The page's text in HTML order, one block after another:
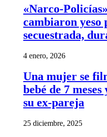
«Narco-
cambiaron yeso
secuestrada,
4 enero, 2026
Una mujer se
bebé de 7
su ex-pareja
25 diciembre, 2025